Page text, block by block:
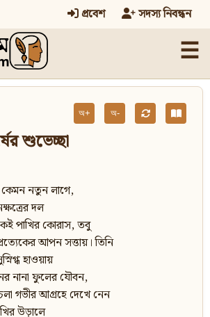
প্রবেশ সদস্য নিবন্ধন
☰
অ+ অ-
শুভেচ্ছা
কেমন নতুন লাগে,
দল
পাখির কোরাস, তবু
আপন সত্তায়। তিনি
হাওয়ায়
নানা ফুলের যৌবন,
গভীর আগ্রহে দেখে নেন
উড়ালে